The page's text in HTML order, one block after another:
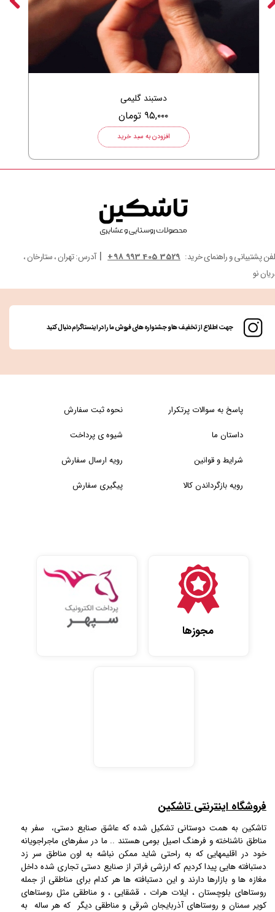
دستبند گلیمی
۹۵,۰۰۰ تومان
افزودن به سبد خرید
جهت اطلاع از تخفیف ها و جشنواره های فروش ما را در اینستاگرام دنبال کنید
پاسخ به سوالات پرتکرار
داستان ما
شرایط و قوانین
رویه بازگرداندن کالا
مجوزها
نحوه ثبت سفارش
شیوه ی پرداخت
رویه ارسال سفارش
پیگیری سفارش
فروشگاه اینترنتی تاشکین
تاشکین به همت دوستانی تشکیل شده که عاشق صنایع دستی، سفر به
مناطق ناشناخته و فرهنگ اصیل بومی هستند .. ما در سفرهای ماجراجویانه
خود در اقلیمهایی که به راحتی شاید ممکن نباشه به اون مناطق سر زد
دستبافته هایی پیدا کردیم که ارزشی فراتر از صنایع دستی تجاری شده داخل
مغازه ها و بازارها دارند و این دستبافته ها هر کدام برای مناطقی از جمله
روستاهای بلوچستان ، ایلات هرات ، قشقایی ، و مناطقی مثل روستاهای
کویر سمنان و روستاهای آذربایجان شرقی و مناطقی دیگر که هر ساله به
پشتیبانی و راهنمای خرید: 3529 405 993 98+
| آدرس: تهران ، ستارخان ،
نو